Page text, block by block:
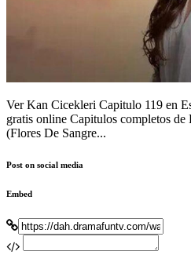
Ver Kan Cicekleri Capitulo 119 en
gratis online Capitulos completos
(Flores De Sangre...
Post on social media
Embed